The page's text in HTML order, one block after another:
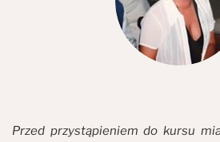
Przed przystąpieniem do kursu